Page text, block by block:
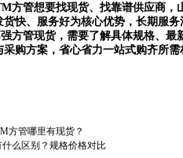
方管想要找现货、找靠谱供应商，
快、服务好为核心优势，长期服
方管现货，需要了解具体规格、
购方案，省心省力一站式购齐所需
方管哪里有现货？
么区别？规格价格对比